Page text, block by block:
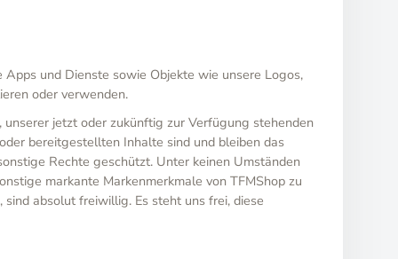
und Dienste sowie Objekte wie unsere Logos,
oder verwenden.
jetzt oder zukünftig zur Verfügung stehenden
bereitgestellten Inhalte sind und bleiben das
Rechte geschützt. Unter keinen Umständen
markante Markenmerkmale von TFMShop zu
absolut freiwillig. Es steht uns frei, diese